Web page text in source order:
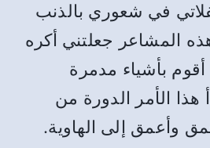
في شعوري بالذنب
المشاعر جعلتني أكره
بأشياء مدمرة
هذا الأمر الدورة من
وأعمق إلى الهاوية.